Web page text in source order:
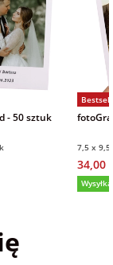
- 50 sztuk
7,5 x
34,00